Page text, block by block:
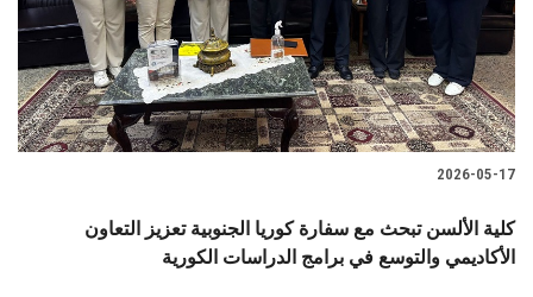
2026-05-17
كلية الألسن تبحث مع سفارة كوريا الجنوبية تعزيز التعاون
الأكاديمي والتوسع في برامج الدراسات الكورية